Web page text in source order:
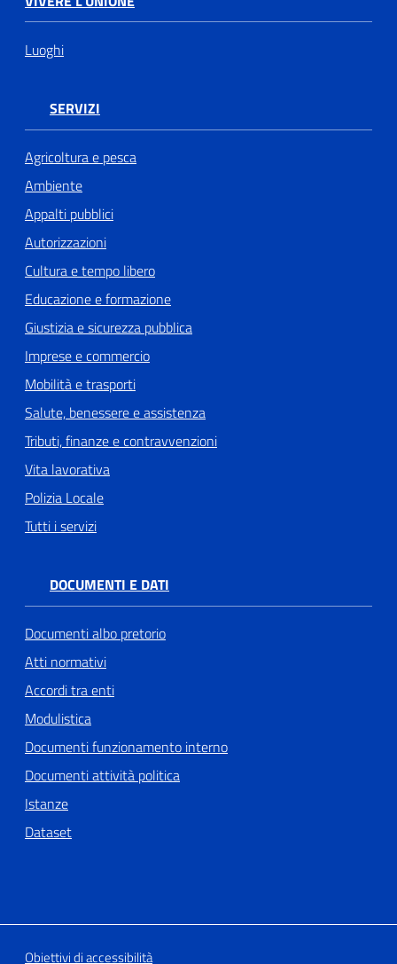
Luoghi
SERVIZI
Agricoltura e pesca
Ambiente
Appalti pubblici
Autorizzazioni
Cultura e tempo libero
Educazione e formazione
Giustizia e sicurezza pubblica
Imprese e commercio
Mobilità e trasporti
Salute, benessere e assistenza
Tributi, finanze e contravvenzioni
Vita lavorativa
Polizia Locale
Tutti i servizi
DOCUMENTI E DATI
Documenti albo pretorio
Atti normativi
Accordi tra enti
Modulistica
Documenti funzionamento interno
Documenti attività politica
Istanze
Dataset
Obiettivi di accessibilità